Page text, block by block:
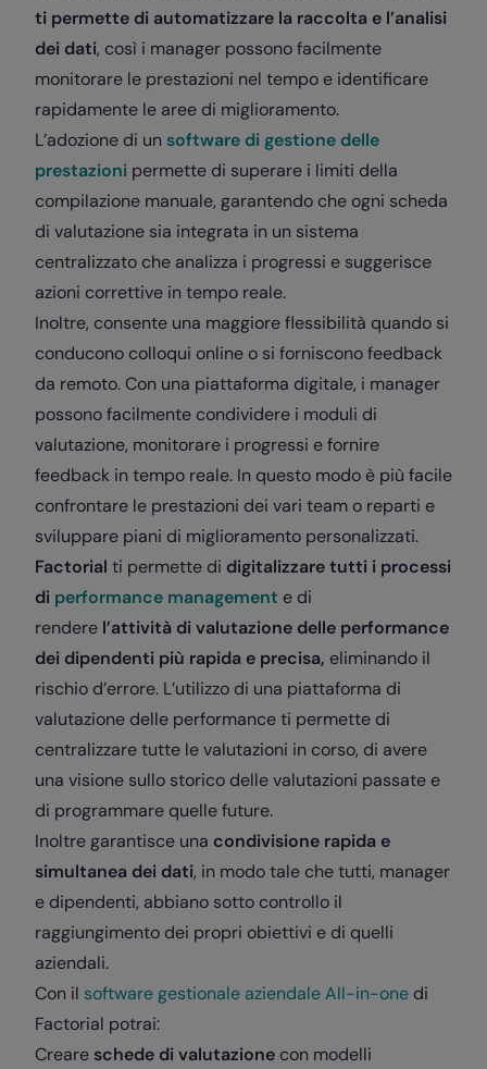
ti permette di automatizzare la raccolta e l’analisi
dei dati, così i manager possono facilmente
monitorare le prestazioni nel tempo e identificare
rapidamente le aree di miglioramento.
L’adozione di un software di gestione delle
prestazioni permette di superare i limiti della
compilazione manuale, garantendo che ogni scheda
di valutazione sia integrata in un sistema
centralizzato che analizza i progressi e suggerisce
azioni correttive in tempo reale.
Inoltre, consente una maggiore flessibilità quando si
conducono colloqui online o si forniscono feedback
da remoto. Con una piattaforma digitale, i manager
possono facilmente condividere i moduli di
valutazione, monitorare i progressi e fornire
feedback in tempo reale. In questo modo è più facile
confrontare le prestazioni dei vari team o reparti e
sviluppare piani di miglioramento personalizzati.
Factorial ti permette di digitalizzare tutti i processi
di performance management e di
rendere l’attività di valutazione delle performance
dei dipendenti più rapida e precisa, eliminando il
rischio d’errore. L’utilizzo di una piattaforma di
valutazione delle performance ti permette di
centralizzare tutte le valutazioni in corso, di avere
una visione sullo storico delle valutazioni passate e
di programmare quelle future.
Inoltre garantisce una condivisione rapida e
simultanea dei dati, in modo tale che tutti, manager
e dipendenti, abbiano sotto controllo il
raggiungimento dei propri obiettivi e di quelli
aziendali.
Con il software gestionale aziendale All-in-one di
Factorial potrai:
Creare schede di valutazione con modelli